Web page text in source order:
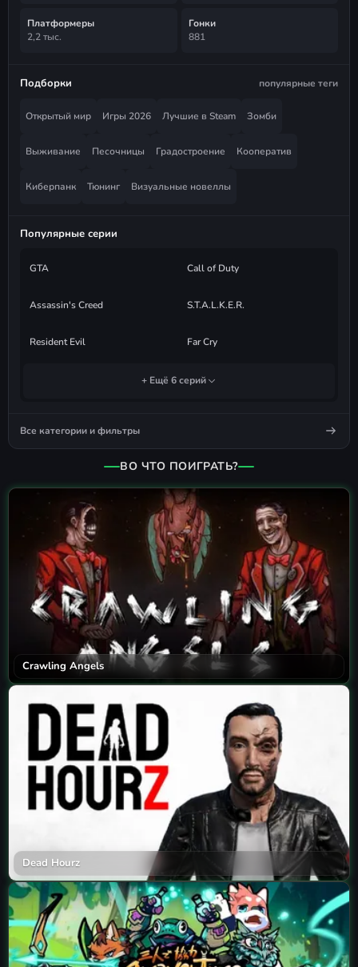
Платформеры
2,2 тыс.
Гонки
881
Подборки популярные теги
Открытый мир Игры 2026 Лучшие в Steam Зомби
Выживание Песочницы Градостроение Кооператив
Киберпанк Тюнинг Визуальные новеллы
Популярные серии
GTA Call of Duty
Assassin's Creed S.T.A.L.K.E.R.
Resident Evil Far Cry
+ Ещё 6 серий
Все категории и фильтры
ВО ЧТО ПОИГРАТЬ?
Crawling Angels
Dead Hourz